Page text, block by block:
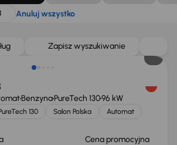
Anuluj wszystko
Zapisz wyszukiwanie
BenzynaPureTech 13096 kW
130 Salon Polska
Automat
Cena promocyjna